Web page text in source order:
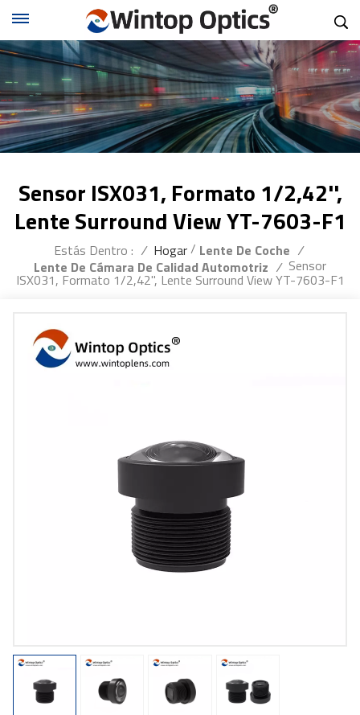
Sensor ISX031, Formato 1/2,42'',
Lente Surround View YT-7603-F1
Estás Dentro : / Hogar/ Lente De Coche /
Lente De Cámara De Calidad Automotriz / Sensor
ISX031, Formato 1/2,42'', Lente Surround View YT-7603-F1